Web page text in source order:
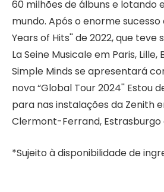
60 milhões de álbuns e lotando
mundo. Após o enorme sucesso
Years of Hits'' de 2022, que teve
La Seine Musicale em Paris, Lille,
Simple Minds se apresentará
nova “Global Tour 2024'' Estou
para nas instalações da Zenith
Clermont-Ferrand, Estrasburgo
*Sujeito à disponibilidade de